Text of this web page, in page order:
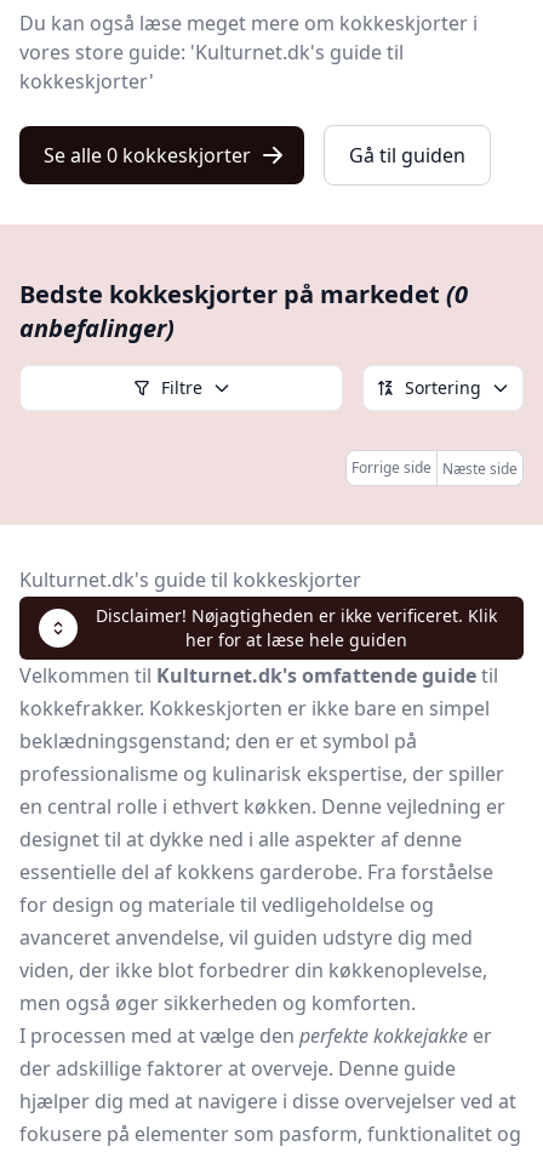
Du kan også læse meget mere om kokkeskjorter i
vores store guide: 'Kulturnet.dk's guide til
kokkeskjorter'
Se alle 0 kokkeskjorter Gå til guiden
Bedste kokkeskjorter på markedet (0
anbefalinger)
Filtre Sortering
Forrige side Næste side
Kulturnet.dk's guide til kokkeskjorter
Disclaimer! Nøjagtigheden er ikke verificeret. Klik
her for at læse hele guiden
Velkommen til Kulturnet.dk's omfattende guidetil
kokkefrakker. Kokkeskjorten er ikke bare en simpel
beklædningsgenstand; den er et symbol på
professionalisme og kulinarisk ekspertise, der spiller
en central rolle i ethvert køkken. Denne vejledning er
designet til at dykke ned i alle aspekter af denne
essentielle del af kokkens garderobe. Fra forståelse
for design og materiale til vedligeholdelse og
avanceret anvendelse, vil guiden udstyre dig med
viden, der ikke blot forbedrer din køkkenoplevelse,
men også øger sikkerheden og komforten.
I processen med at vælge den perfekte kokkejakke er
der adskillige faktorer at overveje. Denne guide
hjælper dig med at navigere i disse overvejelser ved at
fokusere på elementer som pasform, funktionalitet og